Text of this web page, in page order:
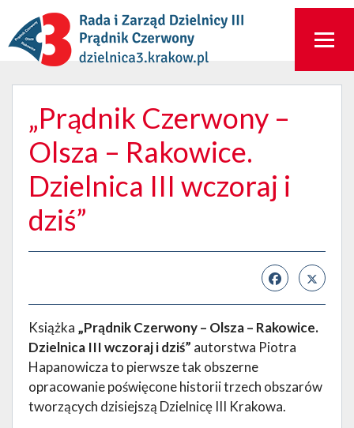
„Prądnik Czerwony –
Olsza – Rakowice.
Dzielnica III wczoraj i
dziś”
Książka „Prądnik Czerwony – Olsza – Rakowice.
Dzielnica III wczoraj i dziś” autorstwa Piotra
Hapanowicza to pierwsze tak obszerne
opracowanie poświęcone historii trzech obszarów
tworzących dzisiejszą Dzielnicę III Krakowa.